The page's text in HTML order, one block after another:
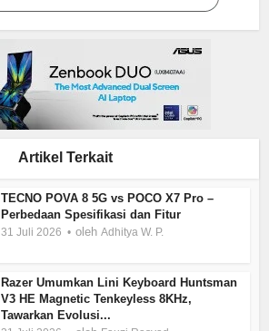
Artikel Terkait
TECNO POVA 8 5G vs POCO X7 Pro –
Perbedaan Spesifikasi dan Fitur
31 Juli 2026 olehAdhitya W. P.
Razer Umumkan Lini Keyboard Huntsman
V3 HE Magnetic Tenkeyless 8KHz,
Tawarkan Evolusi...